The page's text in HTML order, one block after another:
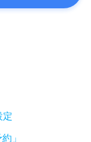
定
」